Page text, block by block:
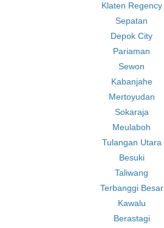
Klaten Regency
Sepatan
Depok City
Pariaman
Sewon
Kabanjahe
Mertoyudan
Sokaraja
Meulaboh
Tulangan Utara
Besuki
Taliwang
Terbanggi Besar
Kawalu
Berastagi